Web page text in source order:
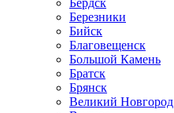
Бердск
Березники
Бийск
Благовещенск
Большой Камень
Братск
Брянск
Великий Новгород